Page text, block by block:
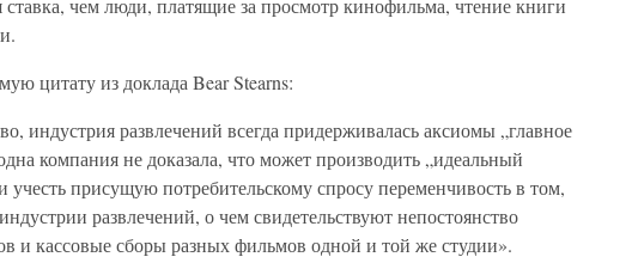
чем люди, платящие за просмотр кинофильма, чтение книги
цитату из доклада Bear Stearns:
индустрия развлечений всегда придерживалась аксиомы „главное
компания не доказала, что может производить „идеальный
учесть присущую потребительскому спросу переменчивость в том,
развлечений, о чем свидетельствуют непостоянство
и кассовые сборы разных фильмов одной и той же студии».